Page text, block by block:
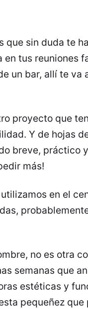
que sin duda te
tus reuniones
un bar, allí te va
proyecto que
Y de hojas
breve, práctico
más!
en el
no es otra
semanas que
estéticas y
pequeñez que